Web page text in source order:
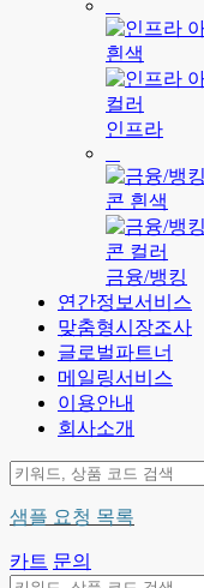
인프라
금융/뱅킹
연간정보서비스
맞춤형시장조사
글로벌파트너
메일링서비스
이용안내
회사소개
샘플 요청 목록
카트 문의